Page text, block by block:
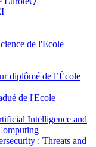
de l'Ecole
diplômé de l’École
de l'Ecole
Intelligence and
: Threats and